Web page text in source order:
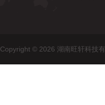
Copyright © 2026 湖南旺轩科技